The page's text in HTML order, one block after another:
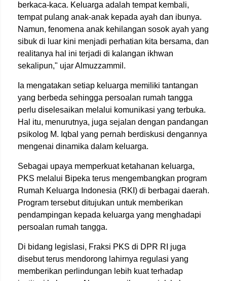
berkaca-kaca. Keluarga adalah tempat kembali,
tempat pulang anak-anak kepada ayah dan ibunya.
Namun, fenomena anak kehilangan sosok ayah yang
sibuk di luar kini menjadi perhatian kita bersama, dan
realitanya hal ini terjadi di kalangan ikhwan
sekalipun," ujar Almuzzammil.
Ia mengatakan setiap keluarga memiliki tantangan
yang berbeda sehingga persoalan rumah tangga
perlu diselesaikan melalui komunikasi yang terbuka.
Hal itu, menurutnya, juga sejalan dengan pandangan
psikolog M. Iqbal yang pernah berdiskusi dengannya
mengenai dinamika dalam keluarga.
Sebagai upaya memperkuat ketahanan keluarga,
PKS melalui Bipeka terus mengembangkan program
Rumah Keluarga Indonesia (RKI) di berbagai daerah.
Program tersebut ditujukan untuk memberikan
pendampingan kepada keluarga yang menghadapi
persoalan rumah tangga.
Di bidang legislasi, Fraksi PKS di DPR RI juga
disebut terus mendorong lahirnya regulasi yang
memberikan perlindungan lebih kuat terhadap